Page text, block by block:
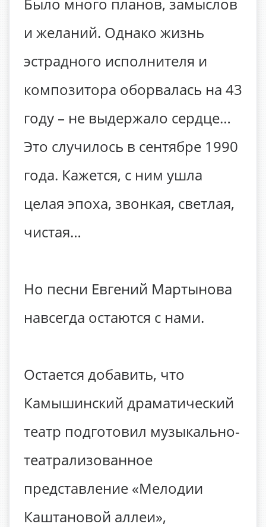
и желаний. Однако жизнь
эстрадного исполнителя и
композитора оборвалась на 43
году – не выдержало сердце…
Это случилось в сентябре 1990
года. Кажется, с ним ушла
целая эпоха, звонкая, светлая,
чистая…
Но песни Евгений Мартынова
навсегда остаются с нами.
Остается добавить, что
Камышинский драматический
театр подготовил музыкально-
театрализованное
представление «Мелодии
Каштановой аллеи»,